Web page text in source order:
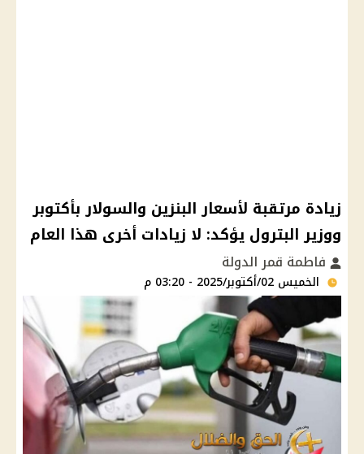
زيادة مرتقبة لأسعار البنزين والسولار بأكتوبر
ووزير البترول يؤكد: لا زيادات أخرى هذا العام
فاطمة قمر الدولة
الخميس 02/أكتوبر/2025 - 03:20 م